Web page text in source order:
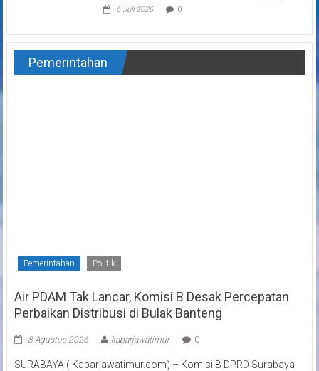
6 Juli 2026 0
Pemerintahan
Pemerintahan Politik
Air PDAM Tak Lancar, Komisi B Desak Percepatan
Perbaikan Distribusi di Bulak Banteng
8 Agustus 2026 kabarjawatimur 0
SURABAYA ( Kabarjawatimur.com) – Komisi B DPRD Surabaya